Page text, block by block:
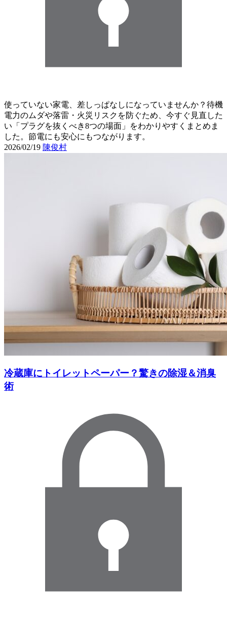
使っていない家電、差しっぱなしになっていませんか？待機
電力のムダや落雷・火災リスクを防ぐため、今すぐ見直した
い「プラグを抜くべき8つの場面」をわかりやすくまとめま
した。節電にも安心にもつながります。
2026/02/19 陳俊村
冷蔵庫にトイレットペーパー？驚きの除湿＆消臭
術